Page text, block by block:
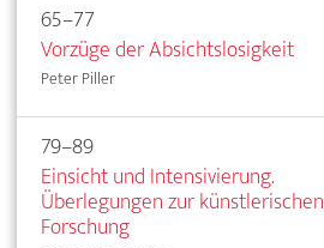
65–77
Vorzüge der Absichtslosigkeit
Peter Piller
79–89
Einsicht und Intensivierung.
Überlegungen zur künstlerischen
Forschung